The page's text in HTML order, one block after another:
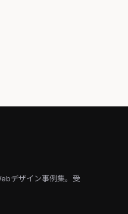
デザイン事例集。受